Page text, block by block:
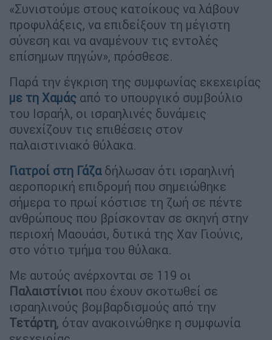
«Συνιστούμε στους κατοίκους να λάβουν
προφυλάξεις, να επιδείξουν τη μέγιστη
σύνεση και να αναμένουν τις εντολές
επίσημων πηγών», πρόσθεσε.
Παρά την έγκριση της συμφωνίας εκεχειρίας
με τη Χαμάς από το υπουργικό συμβούλιο
του Ισραήλ, οι ισραηλινές δυνάμεις
συνεχίζουν τις επιθέσεις στον
παλαιστινιακό θύλακα.
Γιατροί στη Γάζα δήλωσαν ότι ισραηλινή
αεροπορική επιδρομή που σημειώθηκε
σήμερα το πρωί κόστισε τη ζωή σε πέντε
ανθρώπους που βρίσκονταν σε σκηνή στην
περιοχή Μαουάσι, δυτικά της Χαν Γιούνις,
στο νότιο τμήμα του θύλακα.
Με αυτούς ανέρχονται σε 119 οι
Παλαιστίνιοι που έχουν σκοτωθεί σε
ισραηλινούς βομβαρδισμούς από την
Τετάρτη, όταν ανακοινώθηκε η συμφωνία